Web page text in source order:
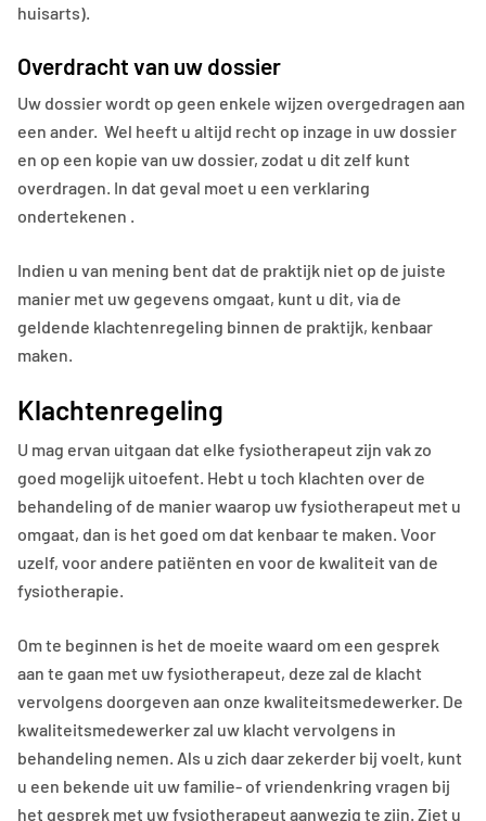
huisarts).
Overdracht van uw dossier
Uw dossier wordt op geen enkele wijzen overgedragen aan
een ander. Wel heeft u altijd recht op inzage in uw dossier
en op een kopie van uw dossier, zodat u dit zelf kunt
overdragen. In dat geval moet u een verklaring
ondertekenen .
Indien u van mening bent dat de praktijk niet op de juiste
manier met uw gegevens omgaat, kunt u dit, via de
geldende klachtenregeling binnen de praktijk, kenbaar
maken.
Klachtenregeling
U mag ervan uitgaan dat elke fysiotherapeut zijn vak zo
goed mogelijk uitoefent. Hebt u toch klachten over de
behandeling of de manier waarop uw fysiotherapeut met u
omgaat, dan is het goed om dat kenbaar te maken. Voor
uzelf, voor andere patiënten en voor de kwaliteit van de
fysiotherapie.
Om te beginnen is het de moeite waard om een gesprek
aan te gaan met uw fysiotherapeut, deze zal de klacht
vervolgens doorgeven aan onze kwaliteitsmedewerker. De
kwaliteitsmedewerker zal uw klacht vervolgens in
behandeling nemen. Als u zich daar zekerder bij voelt, kunt
u een bekende uit uw familie- of vriendenkring vragen bij
het gesprek met uw fysiotherapeut aanwezig te zijn. Ziet u